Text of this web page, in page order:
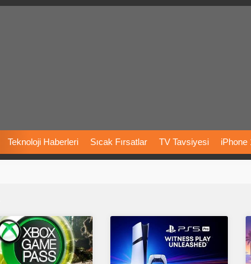
Teknoloji Haberleri Sıcak Fırsatlar TV Tavsiyesi iPhone
İnstagram Dondurma İnstagram Çöktü Mü